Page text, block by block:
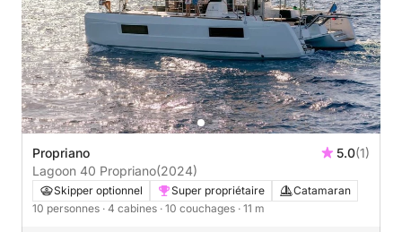
Propriano 5.0(1)
Lagoon 40 Propriano(2024)
Skipper optionnel Super propriétaire
Catamaran
10 personnes · 4 cabines · 10 couchages · 11 m